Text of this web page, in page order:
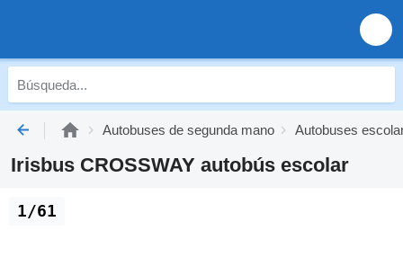
Autobuses de segunda mano Autobuses
Irisbus CROSSWAY autobús escolar
1/61